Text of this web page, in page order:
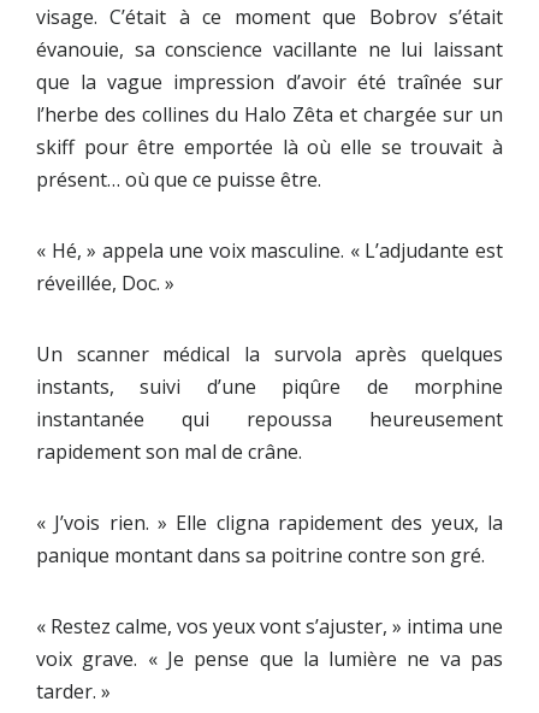
visage. C’était à ce moment que Bobrov s’était
évanouie, sa conscience vacillante ne lui laissant
que la vague impression d’avoir été traînée sur
l’herbe des collines du Halo Zêta et chargée sur un
skiff pour être emportée là où elle se trouvait à
présent… où que ce puisse être.
« Hé, » appela une voix masculine. « L’adjudante est
réveillée, Doc. »
Un scanner médical la survola après quelques
instants, suivi d’une piqûre de morphine
instantanée qui repoussa heureusement
rapidement son mal de crâne.
« J’vois rien. » Elle cligna rapidement des yeux, la
panique montant dans sa poitrine contre son gré.
« Restez calme, vos yeux vont s’ajuster, » intima une
voix grave. « Je pense que la lumière ne va pas
tarder. »